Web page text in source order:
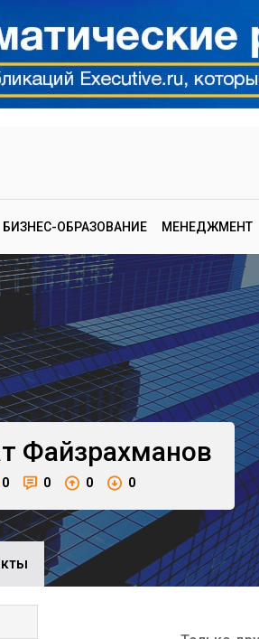
БИЗНЕС-ОБРАЗОВАНИЕ МЕНЕДЖМЕНТ
Файзрахманов
0 0 0 0